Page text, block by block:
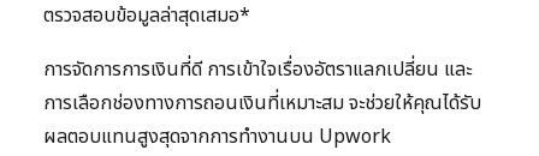
ตรวจสอบข้อมูลล่าสุดเสมอ*
การจัดการการเงินที่ดี การเข้าใจเรื่องอัตราแลกเปลี่ยน และ
การเลือกช่องทางการถอนเงินที่เหมาะสม จะช่วยให้คุณได้รับ
ผลตอบแทนสูงสุดจากการทำงานบน Upwork